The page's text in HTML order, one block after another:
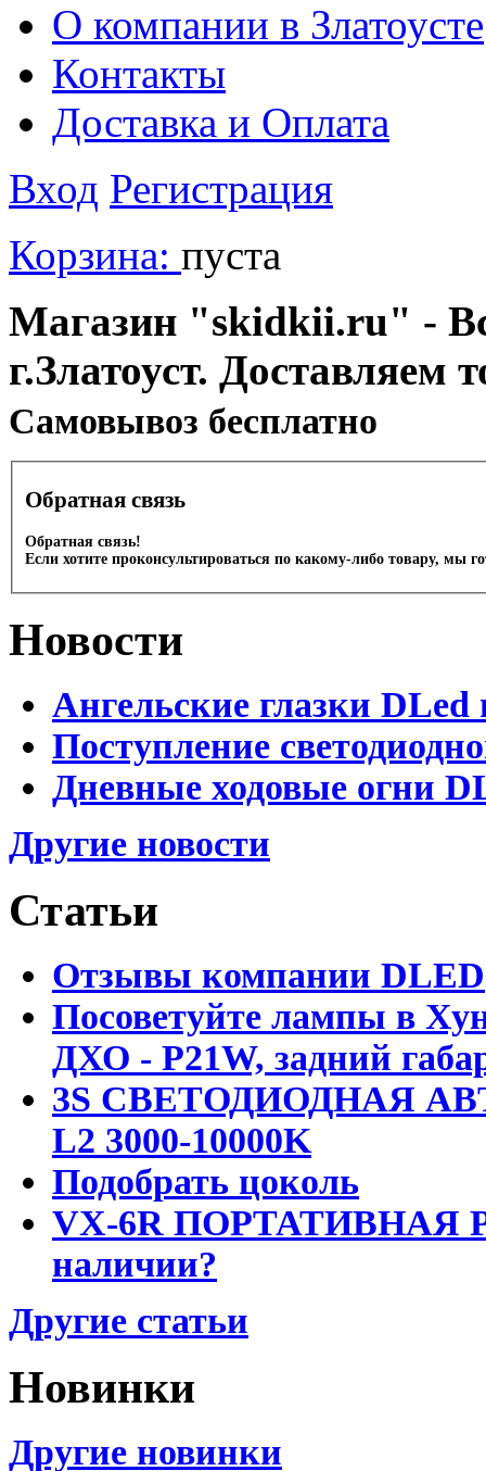
О компании в Златоусте
Контакты
Доставка и Оплата
Вход Регистрация
Корзина: пуста
Магазин "skidkii.ru" -
г.Златоуст.
Cамовывоз бесплатно
Обратная связь
Обратная связь!
Если хотите проконсультироваться по какому-либо товару, мы
Новости
Ангельские глазки DLed
Поступление
Дневные ходовые огни
Другие новости
Статьи
Отзывы компании DLED
Посоветуйте лампы в
ДХО - P21W, задний
3S СВЕТОДИОДНАЯ
L2 3000-10000K
Подобрать цоколь
VX-6R ПОРТАТИВНАЯ
наличии?
Другие статьи
Новинки
Другие новинки